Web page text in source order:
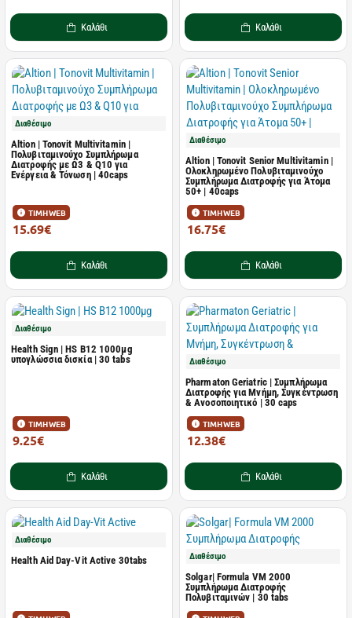
Καλάθι Καλάθι
Διαθέσιμο
Altion | Tonovit Multivitamin |
Πολυβιταμινούχο Συμπλήρωμα
Διατροφής με Ω3 & Q10 για
Ενέργεια & Τόνωση | 40caps
ΤΙΜΗ WEB
15.69€
Καλάθι
Διαθέσιμο
Altion | Tonovit Senior Multivitamin |
Ολοκληρωμένο Πολυβιταμινούχο
Συμπλήρωμα Διατροφής για Άτομα
50+ | 40caps
ΤΙΜΗ WEB
16.75€
Καλάθι
Διαθέσιμο
Health Sign | HS B12 1000μg
υπογλώσσια δισκία | 30 tabs
ΤΙΜΗ WEB
9.25€
Καλάθι
Διαθέσιμο
Pharmaton Geriatric | Συμπλήρωμα
Διατροφής για Μνήμη, Συγκέντρωση
& Ανοσοποιητικό | 30 caps
ΤΙΜΗ WEB
12.38€
Καλάθι
Διαθέσιμο
Health Aid Day-Vit Active 30tabs Διαθέσιμο
Solgar| Formula VM 2000
Συμπλήρωμα Διατροφής
Πολυβιταμινών | 30 tabs